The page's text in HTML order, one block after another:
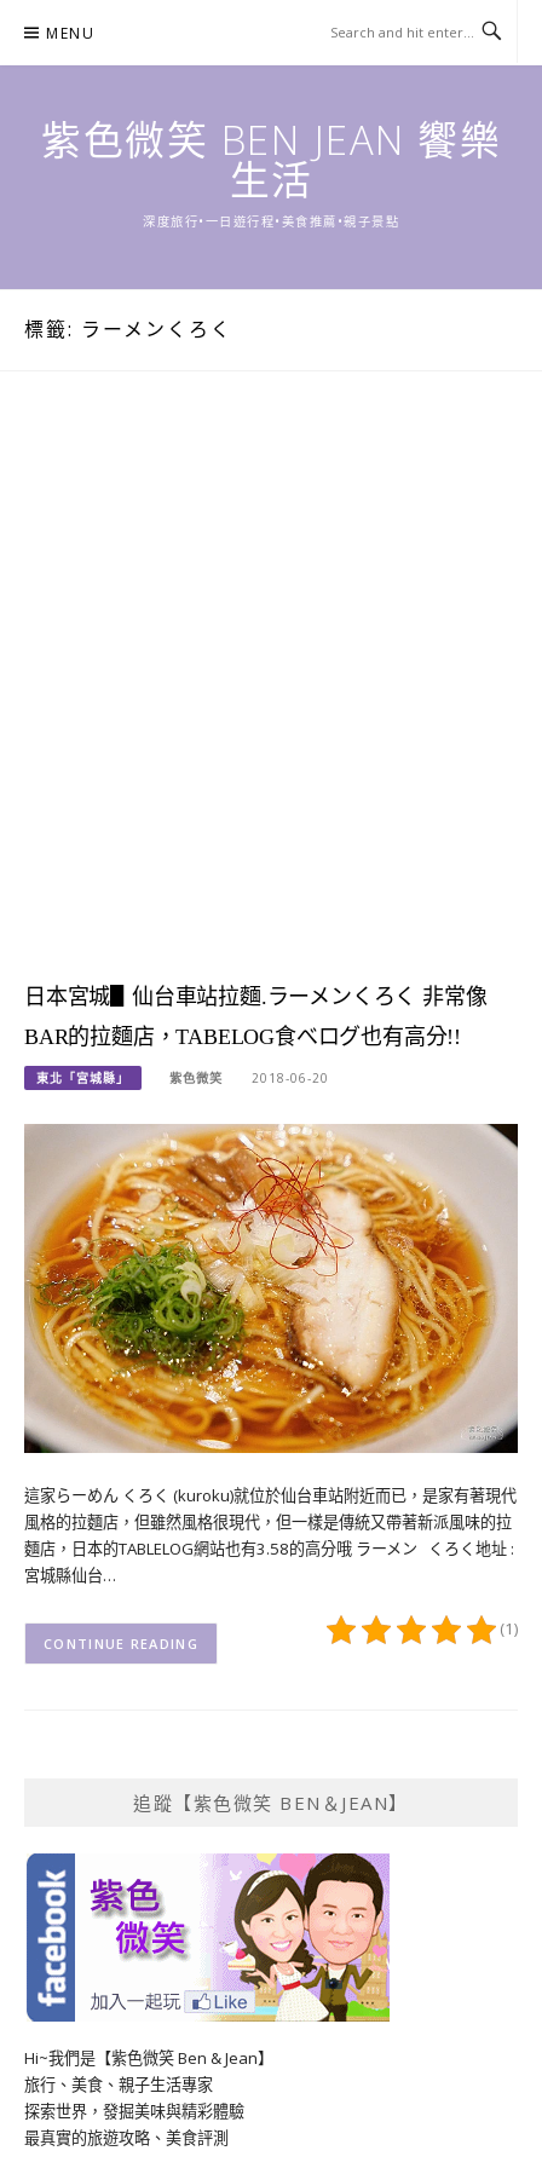
content
MENU
紫色微笑 BEN JEAN 饗樂
生活
深度旅行•一日遊行程•美食推薦•親子景點
標籤: ラーメンくろく
日本宮城▋仙台車站拉麵.ラーメンくろく 非常像
BAR的拉麵店，TABELOG食べログ也有高分!!
東北「宮城縣」 紫色微笑 2018-06-20
這家らーめん くろく (kuroku)就位於仙台車站附近而已，是家有著現代
風格的拉麵店，但雖然風格很現代，但一樣是傳統又帶著新派風味的拉
麵店，日本的TABLELOG網站也有3.58的高分哦 ラーメン くろく地址 :
宮城縣仙台…
(1)
CONTINUE READING
追蹤【紫色微笑 BEN＆JEAN】
Hi~我們是【紫色微笑 Ben & Jean】
旅行、美食、親子生活專家
探索世界，發掘美味與精彩體驗
最真實的旅遊攻略、美食評測